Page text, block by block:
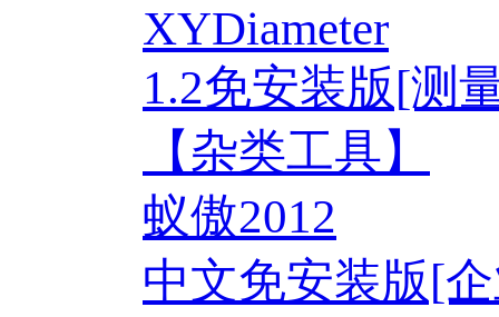
XYDiameter
1.2免安装版[测
【杂类工具】
蚁傲2012
中文免安装版[